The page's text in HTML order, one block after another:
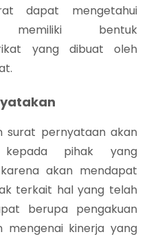
dapat mengetahui
bentuk
yang dibuat oleh
surat pernyataan akan
kepada pihak yang
akan mendapat
terkait hal yang telah
berupa pengakuan
mengenai kinerja yang